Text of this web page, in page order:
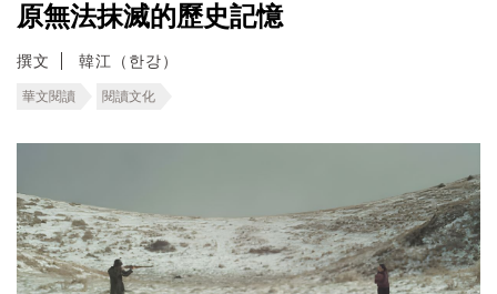
原無法抹滅的歷史記憶
撰文 韓江（한강）
華文閱讀 閱讀文化